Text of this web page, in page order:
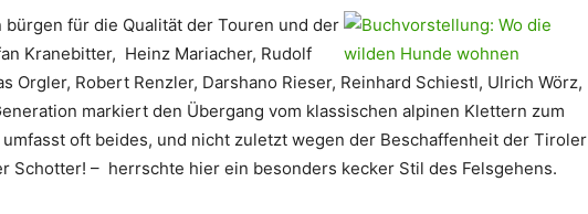
bürgen für die Qualität der Touren und der
Kranebitter, Heinz Mariacher, Rudolf
Orgler, Robert Renzler, Darshano Rieser, Reinhard Schiestl, Ulrich Wörz,
markiert den Übergang vom klassischen alpinen Klettern zum
oft beides, und nicht zuletzt wegen der Beschaffenheit der Tiroler
Schotter! – herrschte hier ein besonders kecker Stil des Felsgehens.